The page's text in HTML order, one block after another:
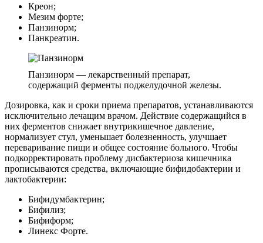
Креон;
Мезим форте;
Панзинорм;
Панкреатин.
Панзинорм — лекарственный препарат,
содержащий ферменты поджелудочной железы.
Дозировка, как и сроки приема препаратов, устанавливаются
исключительно лечащим врачом. Действие содержащийся в
них ферментов снижает внутрикишечное давление,
нормализует стул, уменьшает болезненность, улучшает
переваривание пищи и общее состояние больного. Чтобы
подкорректировать проблему дисбактериоза кишечника
прописываются средства, включающие бифидобактерии и
лактобактерии:
Бифидумбактерин;
Бифилиз;
Бифиформ;
Линекс Форте.